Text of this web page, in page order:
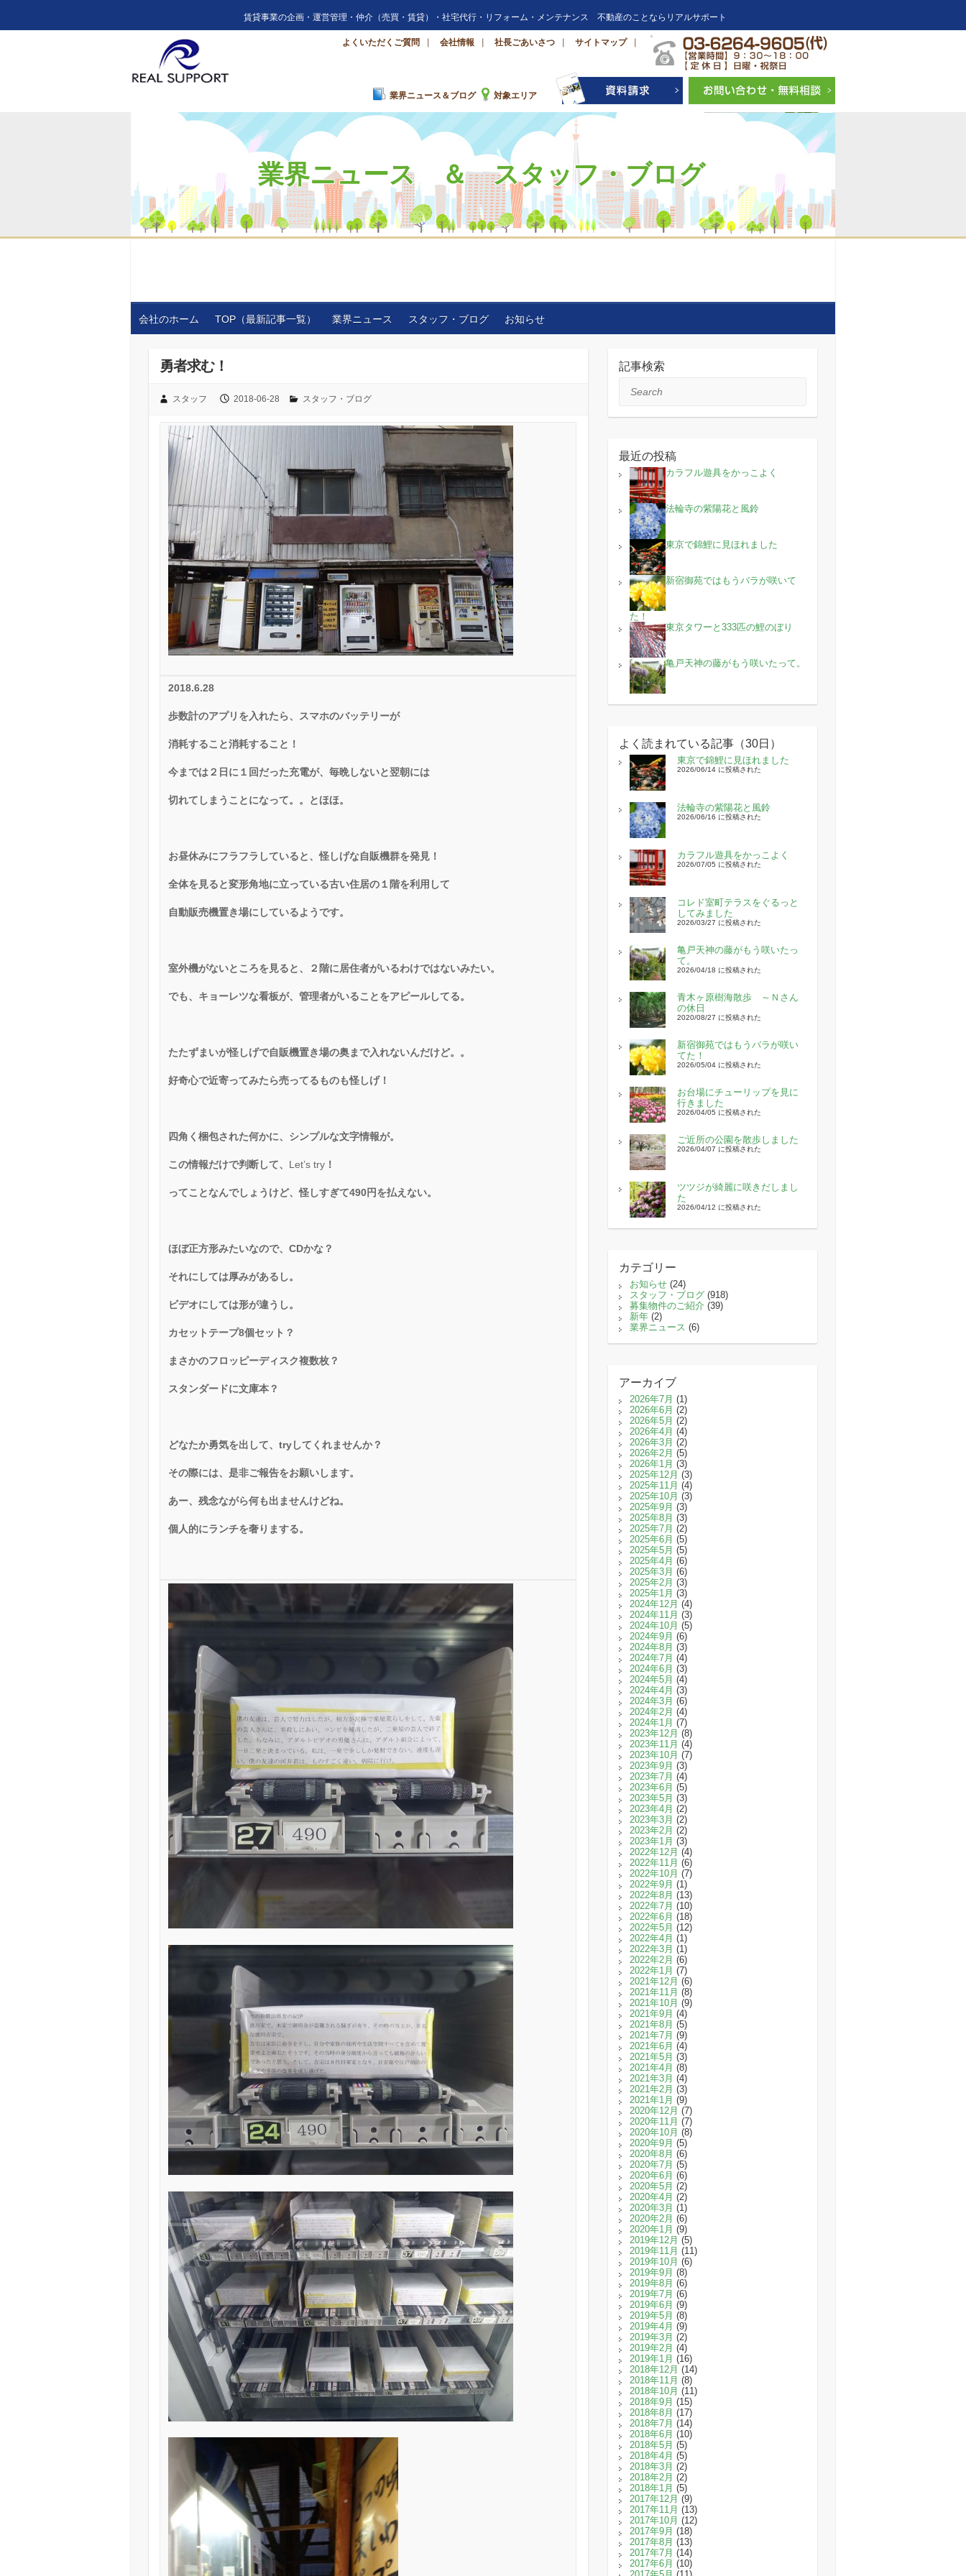
賃貸事業の企画・運営管理・仲介（売買・賃貸）・社宅代行・リフォーム・メンテナンス 不動産のことならリアルサポート
よくいただくご質問 会社情報 社長ごあいさつ サイトマップ
業界ニュース＆ブログ 対象エリア
業界ニュース ＆ スタッフ・ブログ
会社のホーム TOP（最新記事一覧） 業界ニュース スタッフ・ブログ お知らせ
勇者求む！
スタッフ 2018-06-28 スタッフ・ブログ
2018.6.28
歩数計のアプリを入れたら、スマホのバッテリーが
消耗すること消耗すること！
今までは２日に１回だった充電が、毎晩しないと翌朝には
切れてしまうことになって。。とほほ。
お昼休みにフラフラしていると、怪しげな自販機群を発見！
全体を見ると変形角地に立っている古い住居の１階を利用して
自動販売機置き場にしているようです。
室外機がないところを見ると、２階に居住者がいるわけではないみたい。
でも、キョーレツな看板が、管理者がいることをアピールしてる。
たたずまいが怪しげで自販機置き場の奥まで入れないんだけど。。
好奇心で近寄ってみたら売ってるものも怪しげ！
四角く梱包された何かに、シンプルな文字情報が。
この情報だけで判断して、 Let’s try ！
ってことなんでしょうけど、怪しすぎて490円を払えない。
ほぼ正方形みたいなので、CDかな？
それにしては厚みがあるし。
ビデオにしては形が違うし。
カセットテープ8個セット？
まさかのフロッピーディスク複数枚？
スタンダードに文庫本？
どなたか勇気を出して、tryしてくれませんか？
その際には、是非ご報告をお願いします。
あー、残念ながら何も出ませんけどね。
個人的にランチを奢りまする。
記事検索
Search
最近の投稿
カラフル遊具をかっこよく
法輪寺の紫陽花と風鈴
東京で錦鯉に見ほれました
新宿御苑ではもうバラが咲いて
た！
東京タワーと333匹の鯉のぼり
亀戸天神の藤がもう咲いたって。
よく読まれている記事（30日）
東京で錦鯉に見ほれました
2026/06/14 に投稿された
法輪寺の紫陽花と風鈴
2026/06/16 に投稿された
カラフル遊具をかっこよく
2026/07/05 に投稿された
コレド室町テラスをぐるっと
してみました
2026/03/27 に投稿された
亀戸天神の藤がもう咲いたっ
て。
2026/04/18 に投稿された
青木ヶ原樹海散歩 ～Ｎさん
の休日
2020/08/27 に投稿された
新宿御苑ではもうバラが咲い
てた！
2026/05/04 に投稿された
お台場にチューリップを見に
行きました
2026/04/05 に投稿された
ご近所の公園を散歩しました
2026/04/07 に投稿された
ツツジが綺麗に咲きだしまし
た
2026/04/12 に投稿された
カテゴリー
お知らせ (24)
スタッフ・ブログ (918)
募集物件のご紹介 (39)
新年 (2)
業界ニュース (6)
アーカイブ
2026年7月 (1)
2026年6月 (2)
2026年5月 (2)
2026年4月 (4)
2026年3月 (2)
2026年2月 (5)
2026年1月 (3)
2025年12月 (3)
2025年11月 (4)
2025年10月 (3)
2025年9月 (3)
2025年8月 (3)
2025年7月 (2)
2025年6月 (5)
2025年5月 (5)
2025年4月 (6)
2025年3月 (6)
2025年2月 (3)
2025年1月 (3)
2024年12月 (4)
2024年11月 (3)
2024年10月 (5)
2024年9月 (6)
2024年8月 (3)
2024年7月 (4)
2024年6月 (3)
2024年5月 (4)
2024年4月 (3)
2024年3月 (6)
2024年2月 (4)
2024年1月 (7)
2023年12月 (8)
2023年11月 (4)
2023年10月 (7)
2023年9月 (3)
2023年7月 (4)
2023年6月 (5)
2023年5月 (3)
2023年4月 (2)
2023年3月 (2)
2023年2月 (2)
2023年1月 (3)
2022年12月 (4)
2022年11月 (6)
2022年10月 (7)
2022年9月 (1)
2022年8月 (13)
2022年7月 (10)
2022年6月 (18)
2022年5月 (12)
2022年4月 (1)
2022年3月 (1)
2022年2月 (6)
2022年1月 (7)
2021年12月 (6)
2021年11月 (8)
2021年10月 (9)
2021年9月 (4)
2021年8月 (5)
2021年7月 (9)
2021年6月 (4)
2021年5月 (3)
2021年4月 (8)
2021年3月 (4)
2021年2月 (3)
2021年1月 (9)
2020年12月 (7)
2020年11月 (7)
2020年10月 (8)
2020年9月 (5)
2020年8月 (6)
2020年7月 (5)
2020年6月 (6)
2020年5月 (2)
2020年4月 (2)
2020年3月 (1)
2020年2月 (6)
2020年1月 (9)
2019年12月 (5)
2019年11月 (11)
2019年10月 (6)
2019年9月 (8)
2019年8月 (6)
2019年7月 (6)
2019年6月 (9)
2019年5月 (8)
2019年4月 (9)
2019年3月 (2)
2019年2月 (4)
2019年1月 (16)
2018年12月 (14)
2018年11月 (8)
2018年10月 (11)
2018年9月 (15)
2018年8月 (17)
2018年7月 (14)
2018年6月 (10)
2018年5月 (5)
2018年4月 (5)
2018年3月 (2)
2018年2月 (2)
2018年1月 (5)
2017年12月 (9)
2017年11月 (13)
2017年10月 (12)
2017年9月 (18)
2017年8月 (13)
2017年7月 (14)
2017年6月 (10)